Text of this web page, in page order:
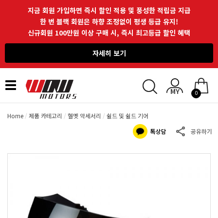
지금 회원 가입하면 즉시 할인 적용 및 풍성한 적립금 지급
한 번 블랙 회원은 하향 조정없이 평생 등급 유지!
신규회원 100만원 이상 구매 시, 즉시 최고등급 할인 혜택
자세히 보기
Toggle
navigation
0
Home 제품 카테고리 헬멧 악세서리 쉴드 및 쉴드 기어